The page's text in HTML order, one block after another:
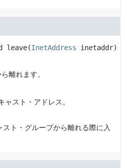
leave(InetAddress inetaddr)
離れます。
スト・アドレス。
ト・グループから離れる際に入